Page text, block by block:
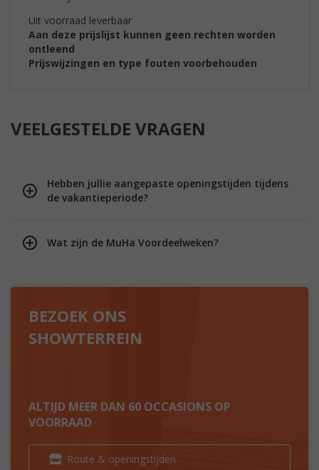
Uit voorraad leverbaar
Aan deze prijslijst kunnen geen rechten worden
ontleend
Prijswijzingen en type fouten voorbehouden
VEELGESTELDE VRAGEN
Hebben jullie aangepaste openingstijden tijdens
de vakantieperiode?
Wat zijn de MuHa Voordeelweken?
BEZOEK ONS
SHOWTERREIN
ALTIJD MEER DAN 60 OCCASIONS OP
VOORRAAD
Route & openingstijden